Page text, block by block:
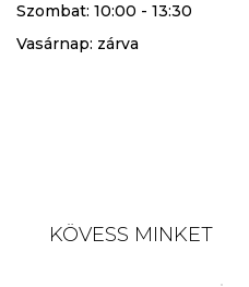
Szombat: 10:00 - 13:30
Vasárnap: zárva
KÖVESS MINKET